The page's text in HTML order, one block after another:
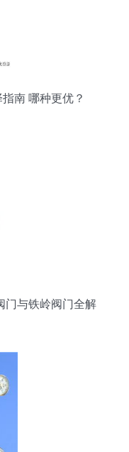
南 哪种更优？
门与铁岭阀门全解